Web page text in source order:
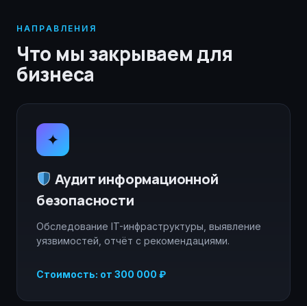
НАПРАВЛЕНИЯ
Что мы закрываем для
бизнеса
✦
Аудит информационной
безопасности
Обследование IT-инфраструктуры, выявление
уязвимостей, отчёт с рекомендациями.
Стоимость: от 300 000 ₽